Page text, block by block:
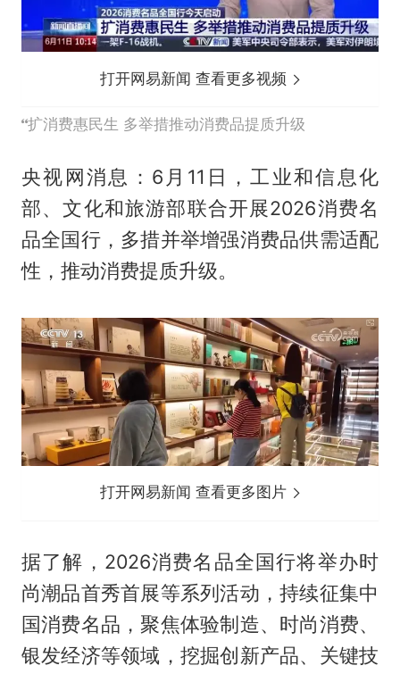
打开网易新闻 查看更多视频
扩消费惠民生 多举措推动消费品提质升级
央视网消息：6月11日，工业和信息化
部、文化和旅游部联合开展2026消费名
品全国行，多措并举增强消费品供需适配
性，推动消费提质升级。
打开网易新闻 查看更多图片
据了解，2026消费名品全国行将举办时
尚潮品首秀首展等系列活动，持续征集中
国消费名品，聚焦体验制造、时尚消费、
银发经济等领域，挖掘创新产品、关键技